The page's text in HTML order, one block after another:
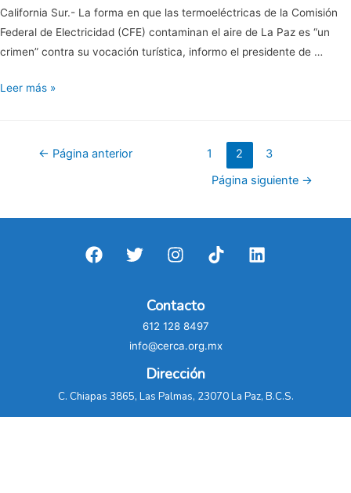
California Sur.- La forma en que las termoeléctricas de la Comisión
Federal de Electricidad (CFE) contaminan el aire de La Paz es “un
crimen” contra su vocación turística, informo el presidente de …
Un
Leer más »
Paginación
← Página anterior 1 2
3
Página siguiente →
Contacto
612 128 8497
info@cerca.org.mx
Dirección
C. Chiapas 3865, Las Palmas, 23070 La Paz, B.C.S.